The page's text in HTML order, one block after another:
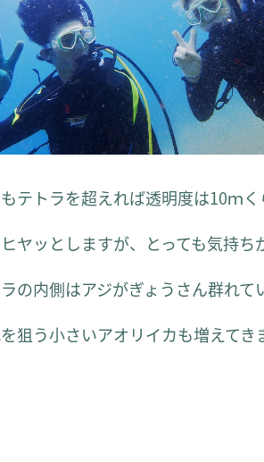
テトラを超えれば透明度は10ｍ
ヤッとしますが、とっても気持ち
の内側はアジがぎょうさん群れて
狙う小さいアオリイカも増えてき